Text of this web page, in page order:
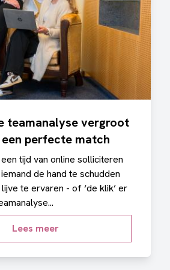
teamanalyse vergroot
perfecte match
tijd van online solliciteren
de hand te schudden
te ervaren - of ‘de klik’ er
Lees meer